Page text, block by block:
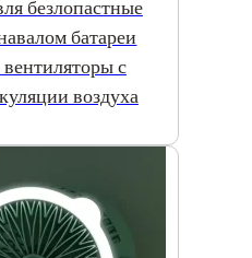
безлопастные
батареи
с
воздуха